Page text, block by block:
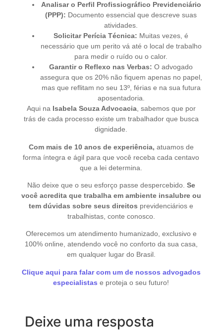
Analisar o Perfil Profissiográfico Previdenciário
(PPP): Documento essencial que descreve suas
atividades.
Solicitar Perícia Técnica: Muitas vezes, é
necessário que um perito vá até o local de trabalho
para medir o ruído ou o calor.
Garantir o Reflexo nas Verbas: O advogado
assegura que os 20% não fiquem apenas no papel,
mas que reflitam no seu 13º, férias e na sua futura
aposentadoria.
Aqui na Isabela Souza Advocacia, sabemos que por
trás de cada processo existe um trabalhador que busca
dignidade.
Com mais de 10 anos de experiência, atuamos de
forma íntegra e ágil para que você receba cada centavo
que a lei determina.
Não deixe que o seu esforço passe despercebido. Se
você acredita que trabalha em ambiente insalubre ou
tem dúvidas sobre seus direitos previdenciários e
trabalhistas, conte conosco.
Oferecemos um atendimento humanizado, exclusivo e
100% online, atendendo você no conforto da sua casa,
em qualquer lugar do Brasil.
Clique aqui para falar com um de nossos advogados
especialistas e proteja o seu futuro!
Deixe uma resposta